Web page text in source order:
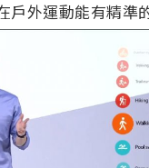
戶外運動能有精準